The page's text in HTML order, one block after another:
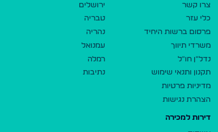
צרו קשר
כלי עזר
פרסום ברשות היחיד
משרדי תיווך
נדל"ן חו"ל
תקנון ותנאי שימוש
מדיניות פרטיות
הצהרת נגישות
ירושלים
טבריה
נהריה
עמנואל
רמלה
נתיבות
דירות למכירה